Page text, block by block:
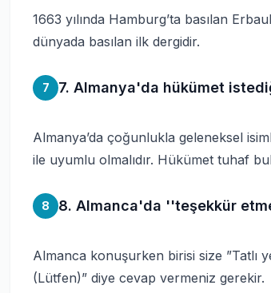
1663 yılında Hamburg’ta basılan
dünyada basılan ilk dergidir.
7 7. Almanya'da hükümet
Almanya’da çoğunlukla geleneksel
ile uyumlu olmalıdır. Hükümet tuhaf
8 8. Almanca'da ''teşekkür
Almanca konuşurken birisi size ”Tatlı
(Lütfen)” diye cevap vermeniz gerekir.